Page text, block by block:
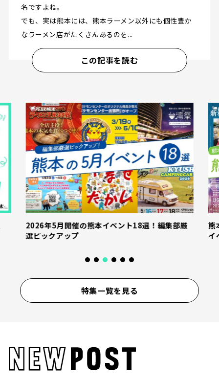
名ですよね。
でも、実は熊本には、熊本ラーメン以外にも個性豊か
なラーメン店がたくさんあるのを...
この記事を読む
2026年5月開催の熊本イベント18選！編集部厳
選ピックアップ
熊
イ
特集一覧を見る